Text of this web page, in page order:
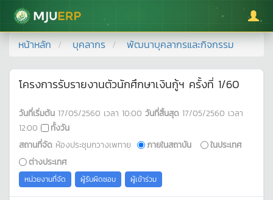
มหาวิทยาลัยแม่โจ้
หน้าหลัก บุคลากร พัฒนาบุคลากรและกิจกรรม
โครงการรับรายงานตัวนักศึกษาเงินกู้ฯ ครั้งที่ 1/60
วันที่เริ่มต้น 17/05/2560 เวลา 10:00 วันที่สิ้นสุด 17/05/2560 เวลา
12:00
ทั้งวัน
สถานที่จัด ห้องประชุมกวางเพทาย ภายในสถาบัน
ในประเทศ
ต่างประเทศ
หน่วยงานที่จัด ผู้รับผิดชอบ ผู้เข้าร่วม